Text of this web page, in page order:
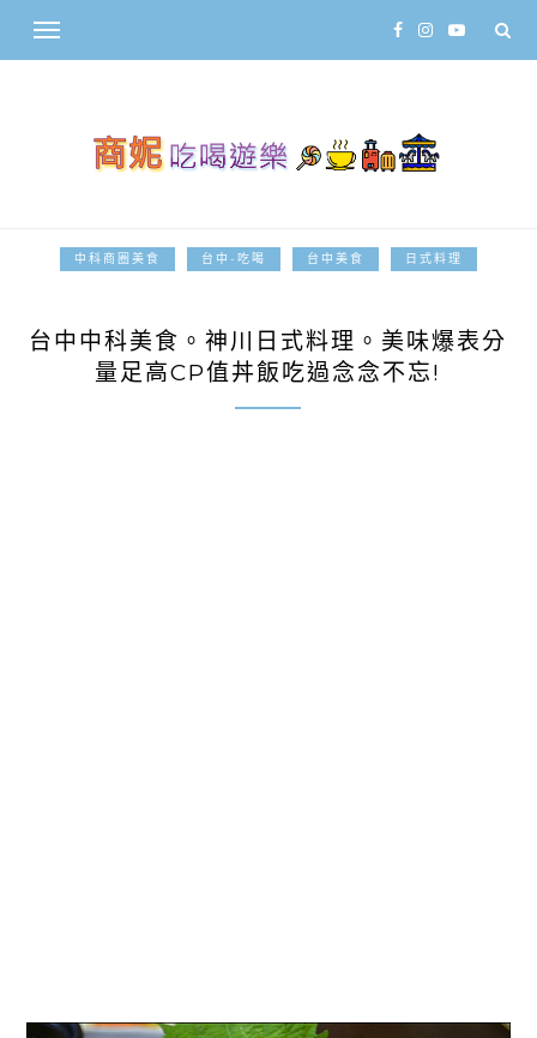
中科商圈美食 台中-吃喝 台中美食 日式料理
台中中科美食。神川日式料理。美味爆表分
量足高CP值丼飯吃過念念不忘!